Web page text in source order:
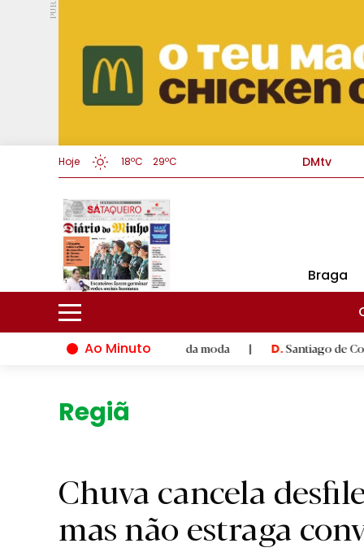
PUB.
Hoje 18ºC 29ºC DMtv
Braga
Ao Minuto
do mundo da moda D.Santiago de Compostela
Região.
Chuva cancela
mas não estraga